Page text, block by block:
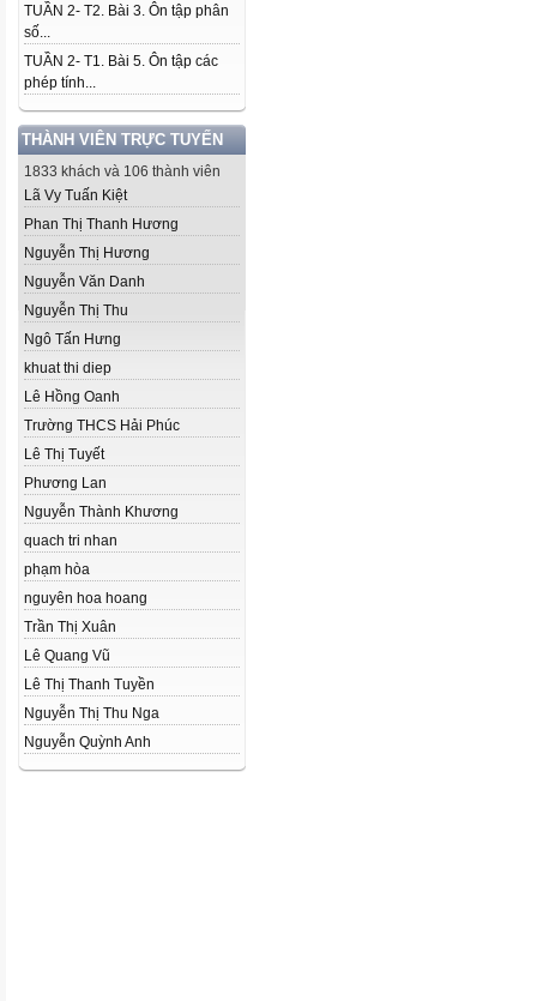
TUẦN 2- T2. Bài 3. Ôn tập phân
số...
TUẦN 2- T1. Bài 5. Ôn tập các
phép tính...
THÀNH VIÊN TRỰC TUYẾN
1833 khách và 106 thành viên
Lã Vy Tuấn Kiệt
Phan Thị Thanh Hương
Nguyễn Thị Hương
Nguyễn Văn Danh
Nguyễn Thị Thu
Ngô Tấn Hưng
khuat thi diep
Lê Hồng Oanh
Trường THCS Hải Phúc
Lê Thị Tuyết
Phương Lan
Nguyễn Thành Khương
quach tri nhan
phạm hòa
nguyên hoa hoang
Trần Thị Xuân
Lê Quang Vũ
Lê Thị Thanh Tuyền
Nguyễn Thị Thu Nga
Nguyễn Quỳnh Anh